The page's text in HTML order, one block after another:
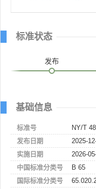
标准状态
发布
基础信息
标准号
NY/T
发布日期
2025-
实施日期
2026-
中国标准分类号
B 65
国际标准分类号